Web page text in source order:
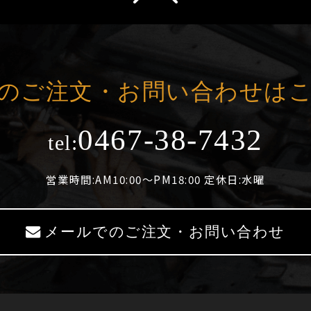
ご注文・お問い合わせは
tel:0467-38-7432
営業時間:AM10:00～PM18:00 定休日:水曜
メールでのご注文・お問い合わせ